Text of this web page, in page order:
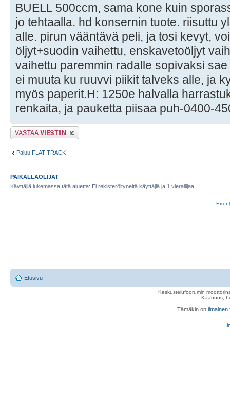
BUELL 500ccm, sama kone kuin
jo tehtaalla. hd konsernin tuote. riisuttu
alle. pirun vääntävä peli, ja tosi kevyt,
öljyt+suodin vaihettu, enskavetoöljyt
vaihettu paremmin radalle sopivaksi
ei muuta ku ruuvvi piikit talveks alle, ja
myös paperit.H: 1250e halvalla
renkaita, ja pauketta piisaa puh-0400-
Lähetä vastaus
Paluu FLAT TRACK
PAIKALLAOLIJAT
Käyttäjiä lukemassa tätä aluetta: Ei rekisteröityneitä käyttäjiä ja 1 vierailijaa
Error
Etusivu
Keskustelufoorumin
Käännös,
Tämäkin on ilmainen